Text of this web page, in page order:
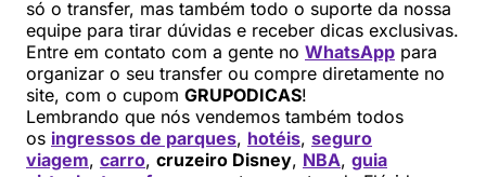
só o transfer, mas também todo o suporte da nossa
equipe para tirar dúvidas e receber dicas exclusivas.
Entre em contato com a gente no WhatsApp para
organizar o seu transfer ou compre diretamente no
site, com o cupom GRUPODICAS!
Lembrando que nós vendemos também todos
os ingressos de parques, hotéis, seguro
viagem, carro, cruzeiro Disney, NBA, guia